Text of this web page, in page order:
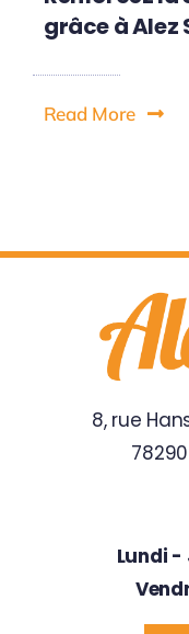
grâce à Alez
Read More
8, rue
Lundi -